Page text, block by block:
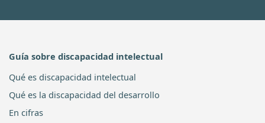
Guía sobre discapacidad intelectual
Qué es discapacidad intelectual
Qué es la discapacidad del desarrollo
En cifras